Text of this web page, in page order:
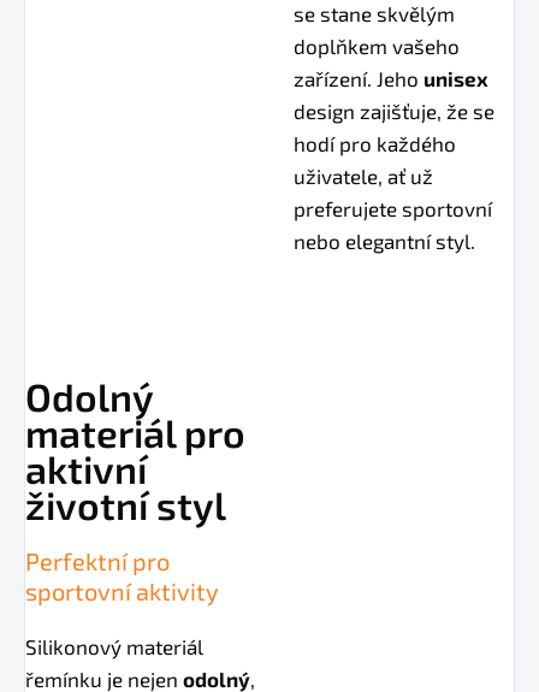
se stane skvělým
doplňkem vašeho
zařízení. Jeho unisex
design zajišťuje, že se
hodí pro každého
uživatele, ať už
preferujete sportovní
nebo elegantní styl.
Odolný
materiál pro
aktivní
životní styl
Perfektní pro
sportovní aktivity
Silikonový materiál
řemínku je nejen odolný,